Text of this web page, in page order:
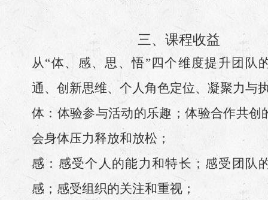
三、课程收益
从“体、感、思、悟”四个维度提升团队
通、创新思维、个人角色定位、凝聚力与
体：体验参与活动的乐趣；体验合作共创
会身体压力释放和放松；
感：感受个人的能力和特长；感受团队
感；感受组织的关注和重视；